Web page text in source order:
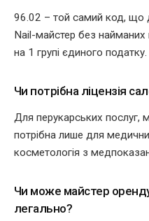
96.02 – той самий код, що
Nail-майстер без найманих
на 1 групі єдиного податку.
Чи потрібна ліцензія
Для перукарських послуг,
потрібна лише для
косметологія з
Чи може майстер
легально?